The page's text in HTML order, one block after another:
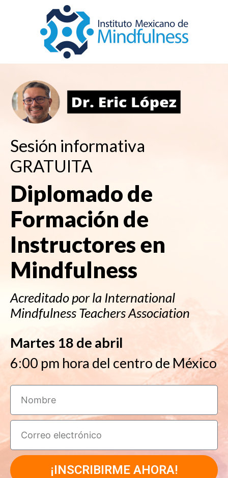
Sesión informativa
GRATUITA
Diplomado de
Formación de
Instructores en
Mindfulness
Acreditado por la International
Mindfulness Teachers Association
Martes 18 de abril
6:00 pm hora del centro de México
¡INSCRIBIRME AHORA!